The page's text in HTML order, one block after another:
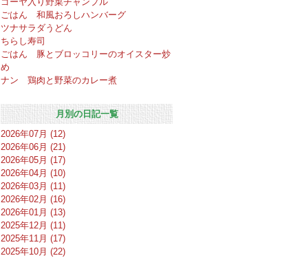
ごはん 和風おろしハンバーグ
ツナサラダうどん
ちらし寿司
ごはん 豚とブロッコリーのオイスター炒
め
ナン 鶏肉と野菜のカレー煮
月別の日記一覧
2026年07月 (12)
2026年06月 (21)
2026年05月 (17)
2026年04月 (10)
2026年03月 (11)
2026年02月 (16)
2026年01月 (13)
2025年12月 (11)
2025年11月 (17)
2025年10月 (22)